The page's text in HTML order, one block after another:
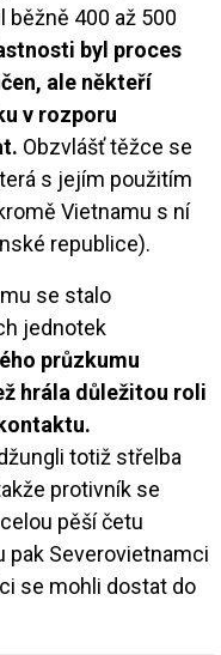
běžně 400 až 500
byl proces
ale někteří
v rozporu
Obzvlášť těžce se
s jejím použitím
Vietnamu s ní
republice).
se stalo
jednotek
průzkumu
hrála důležitou roli
totiž střelba
protivník se
pěší četu
pak Severovietnamci
se mohli dostat do